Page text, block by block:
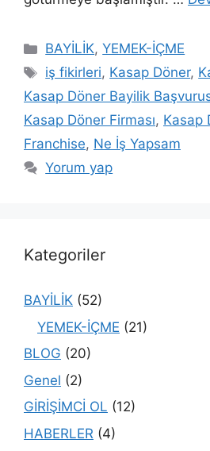
Kategoriler
BAYİLİK,YEMEK-İÇME
Etiketler
iş fikirleri, Kasap Döner,
Kasap Döner Bayilik
Kasap Döner Firması, Kasap
Franchise, Ne İş Yapsam
Yorum yap
Kategoriler
BAYİLİK (52)
YEMEK-İÇME (21)
BLOG (20)
Genel (2)
GİRİŞİMCİ OL (12)
HABERLER (4)